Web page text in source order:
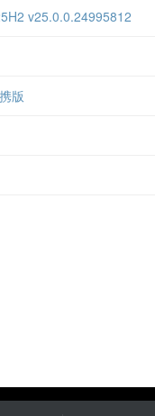
v25.0.0.24995812
版